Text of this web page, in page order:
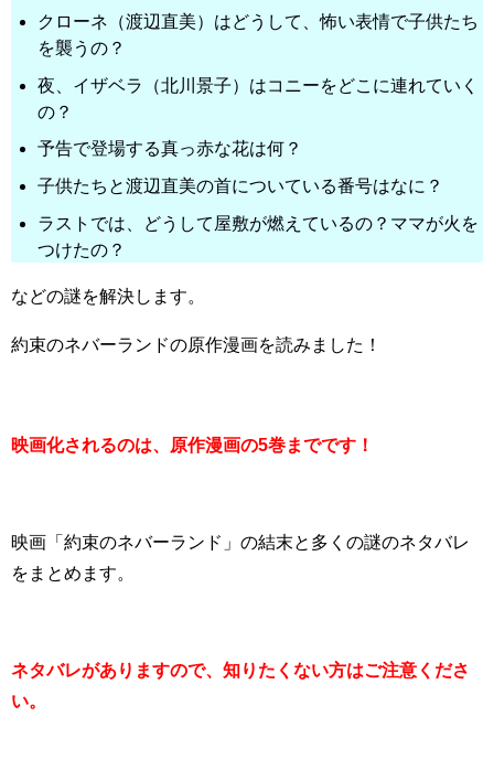
クローネ（渡辺直美）はどうして、怖い表情で子供たち
を襲うの？
夜、イザベラ（北川景子）はコニーをどこに連れていく
の？
予告で登場する真っ赤な花は何？
子供たちと渡辺直美の首についている番号はなに？
ラストでは、どうして屋敷が燃えているの？ママが火を
つけたの？
などの謎を解決します。
約束のネバーランドの原作漫画を読みました！
映画化されるのは、原作漫画の5巻までです！
映画「約束のネバーランド」の結末と多くの謎のネタバレ
をまとめます。
ネタバレがありますので、知りたくない方はご注意くださ
い。